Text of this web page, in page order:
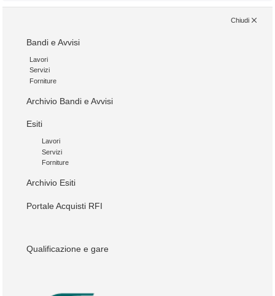
Chiudi
Bandi e Avvisi
Lavori
Servizi
Forniture
Archivio Bandi e Avvisi
Esiti
Lavori
Servizi
Forniture
Archivio Esiti
Portale Acquisti RFI
Qualificazione e gare